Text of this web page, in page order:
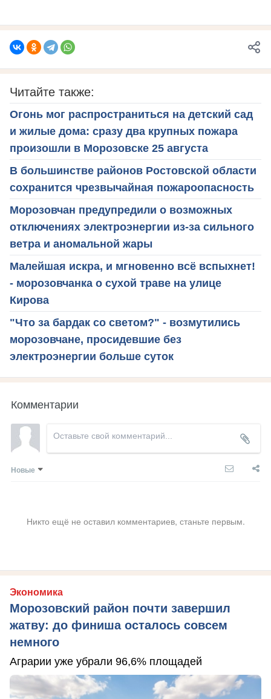
Читайте также:
Огонь мог распространиться на детский сад
и жилые дома: сразу два крупных пожара
произошли в Морозовске 25 августа
В большинстве районов Ростовской области
сохранится чрезвычайная пожароопасность
Морозовчан предупредили о возможных
отключениях электроэнергии из-за сильного
ветра и аномальной жары
Малейшая искра, и мгновенно всё вспыхнет!
- морозовчанка о сухой траве на улице
Кирова
"Что за бардак со светом?" - возмутились
морозовчане, просидевшие без
электроэнергии больше суток
Комментарии
Новые
Никто ещё не оставил комментариев, станьте первым.
Экономика
Морозовский район почти завершил
жатву: до финиша осталось совсем
немного
Аграрии уже убрали 96,6% площадей